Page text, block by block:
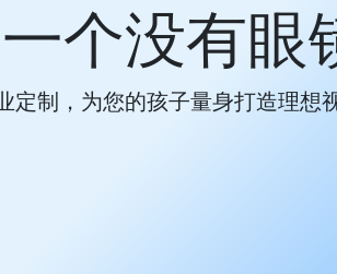
个没有眼
定制，为您的孩子量身打造理想